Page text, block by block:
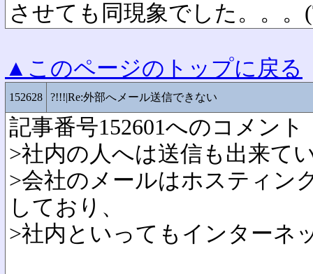
させても同現象でした。。。
▲このページのトップに戻る
152628 ?!!!|Re:外部へメール送信できない
記事番号152601へのコメント
>社内の人へは送信も出来て
>会社のメールはホスティン
しており、
>社内といってもインターネ